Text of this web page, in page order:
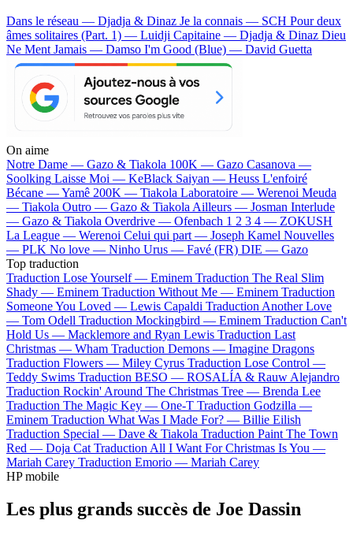
Dans le réseau — Djadja & Dinaz Je la connais — SCH Pour deux
âmes solitaires (Part. 1) — Luidji Capitaine — Djadja & Dinaz Dieu
Ne Ment Jamais — Damso I'm Good (Blue) — David Guetta
On aime
Notre Dame — Gazo & Tiakola 100K — Gazo Casanova —
Soolking Laisse Moi — KeBlack Saiyan — Heuss L'enfoiré
Bécane —Yamê 200K — Tiakola Laboratoire — Werenoi Meuda
— Tiakola Outro — Gazo & Tiakola Ailleurs — Josman Interlude
— Gazo & Tiakola Overdrive — Ofenbach 1 2 3 4 — ZOKUSH
La League — Werenoi Celui qui part — Joseph Kamel Nouvelles
— PLK No love — Ninho Urus — Favé (FR) DIE — Gazo
Top traduction
Traduction Lose Yourself — Eminem Traduction The Real Slim
Shady — Eminem Traduction Without Me — Eminem Traduction
Someone You Loved — Lewis Capaldi Traduction Another Love
— Tom Odell Traduction Mockingbird — Eminem Traduction Can't
Hold Us — Macklemore and Ryan Lewis Traduction Last
Christmas — Wham Traduction Demons — Imagine Dragons
Traduction Flowers — Miley Cyrus Traduction Lose Control —
Teddy Swims Traduction BESO — ROSALÍA & Rauw Alejandro
Traduction Rockin' Around The Christmas Tree — Brenda Lee
Traduction The Magic Key — One-T Traduction Godzilla —
Eminem Traduction What Was I Made For? — Billie Eilish
Traduction Special — Dave & Tiakola Traduction Paint The Town
Red — Doja Cat Traduction All I Want For Christmas Is You —
Mariah Carey Traduction Emorio — Mariah Carey
HP mobile
Les plus grands succès de Joe Dassin